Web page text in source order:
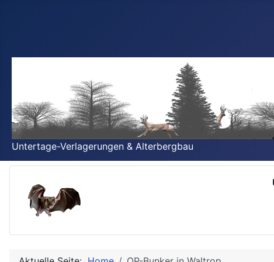
Untertage-Verlagerungen & Alterbergbau